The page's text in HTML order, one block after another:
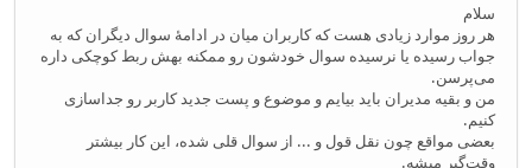
سلام
هر روز موارد زیادی هست که کاربران میان در ادامهٔ سوال دیگران که به
جواب رسیده یا نرسیده سوال خودشون رو ممکنه بهش ربط کوچکی داره
می‌پرسن.
من و بقیه مدیران باید بیایم و موضوع و پست جدید کاربر رو جداسازی
کنیم.
بعضی مواقع چون نقل قول و ... از سوال قلی شده، این کار بیشتر
وقت‌گیر میشه.